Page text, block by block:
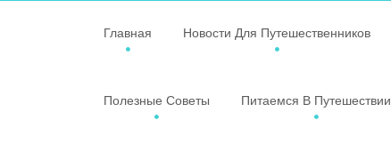
Главная Новости Для Путешественников
Полезные Советы Питаемся В Путешествии